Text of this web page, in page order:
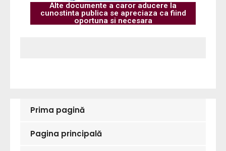
Alte documente a caror aducere la
cunostinta publica se apreciaza ca fiind
oportuna si necesara
Prima pagină
Pagina principală